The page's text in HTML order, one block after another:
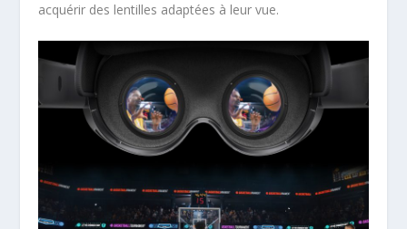
acquérir des lentilles adaptées à leur vue.